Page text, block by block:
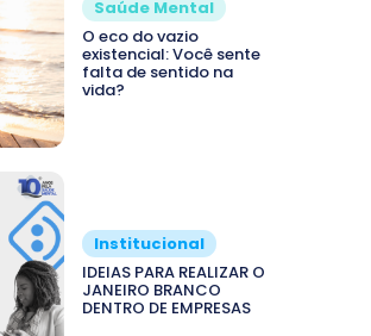
Saúde Mental
O eco do vazio
existencial: Você sente
falta de sentido na
vida?
Institucional
IDEIAS PARA REALIZAR O
JANEIRO BRANCO
DENTRO DE EMPRESAS